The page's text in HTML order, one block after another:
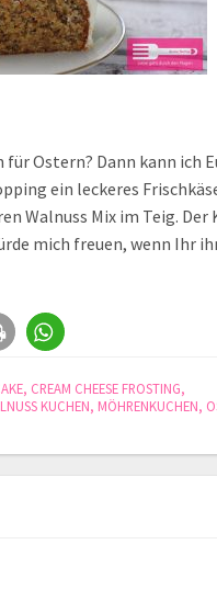
Ostern? Dann kann ich
ein leckeres
Walnuss Mix im Teig. Der
mich freuen, wenn Ihr
, CREAM CHEESE FROSTING,
KUCHEN, MÖHRENKUCHEN,